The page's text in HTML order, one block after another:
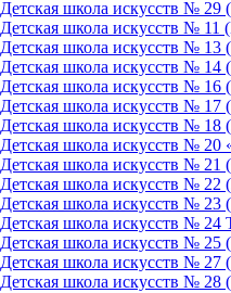
Детская школа искусств №
Детская школа искусств № 11
Детская школа искусств №
Детская школа искусств №
Детская школа искусств № 16
Детская школа искусств № 17
Детская школа искусств №
Детская школа искусств №
Детская школа искусств № 21
Детская школа искусств №
Детская школа искусств №
Детская школа искусств №
Детская школа искусств № 25
Детская школа искусств №
Детская школа искусств № 28